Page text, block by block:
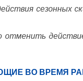
сезонных
ВО ВРЕМЯ